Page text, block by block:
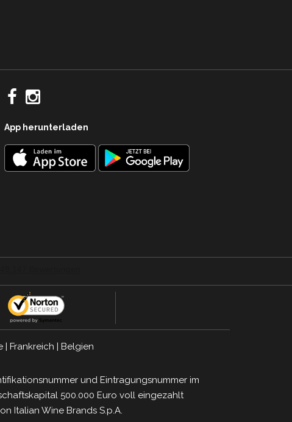
App herunterladen
| Frankreich | Belgien
und Eintragungsnummer im
500.000 Euro voll eingezahlt
Italian Wine Brands S.p.A.